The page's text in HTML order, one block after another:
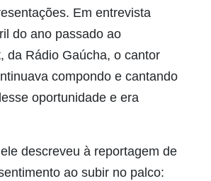
Em entrevista
do ano passado ao
da Rádio Gaúcha, o cantor
compondo e cantando
oportunidade e era
descreveu à reportagem de
ao subir no palco: